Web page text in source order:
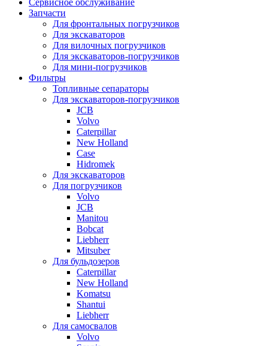
Запчасти
Для фронтальных погрузчиков
Для экскаваторов
Для вилочных погрузчиков
Для экскаваторов-погрузчиков
Для мини-погрузчиков
Фильтры
Топливные сепараторы
Для экскаваторов-погрузчиков
JCB
Volvo
Caterpillar
New Holland
Case
Hidromek
Для экскаваторов
Для погрузчиков
Volvo
JCB
Manitou
Bobcat
Liebherr
Mitsuber
Для бульдозеров
Caterpillar
New Holland
Komatsu
Shantui
Liebherr
Для самосвалов
Volvo